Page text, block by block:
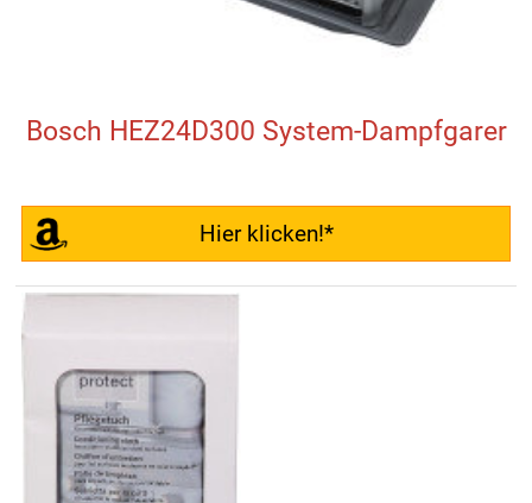
Bosch HEZ24D300 System-Dampfgarer
Hier klicken!*